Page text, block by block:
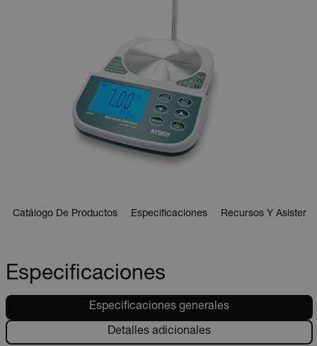
Catálogo De Productos Especificaciones Recursos Y
Especificaciones
Especificaciones generales
Detalles adicionales